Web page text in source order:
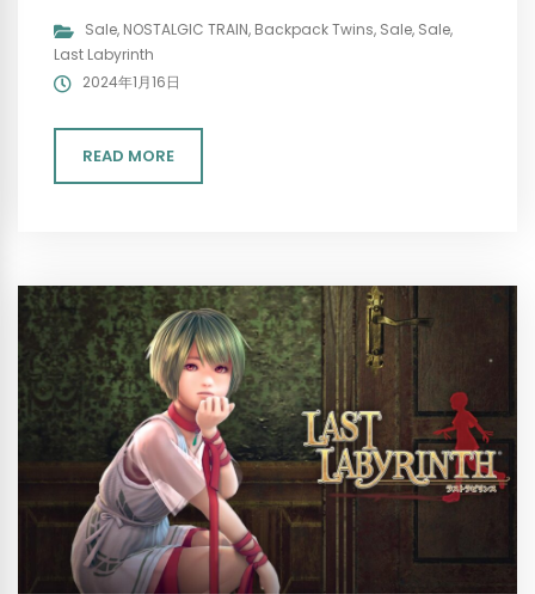
Sale, NOSTALGIC TRAIN, Backpack Twins, Sale, Sale,
Last Labyrinth
2024年1月16日
READ MORE